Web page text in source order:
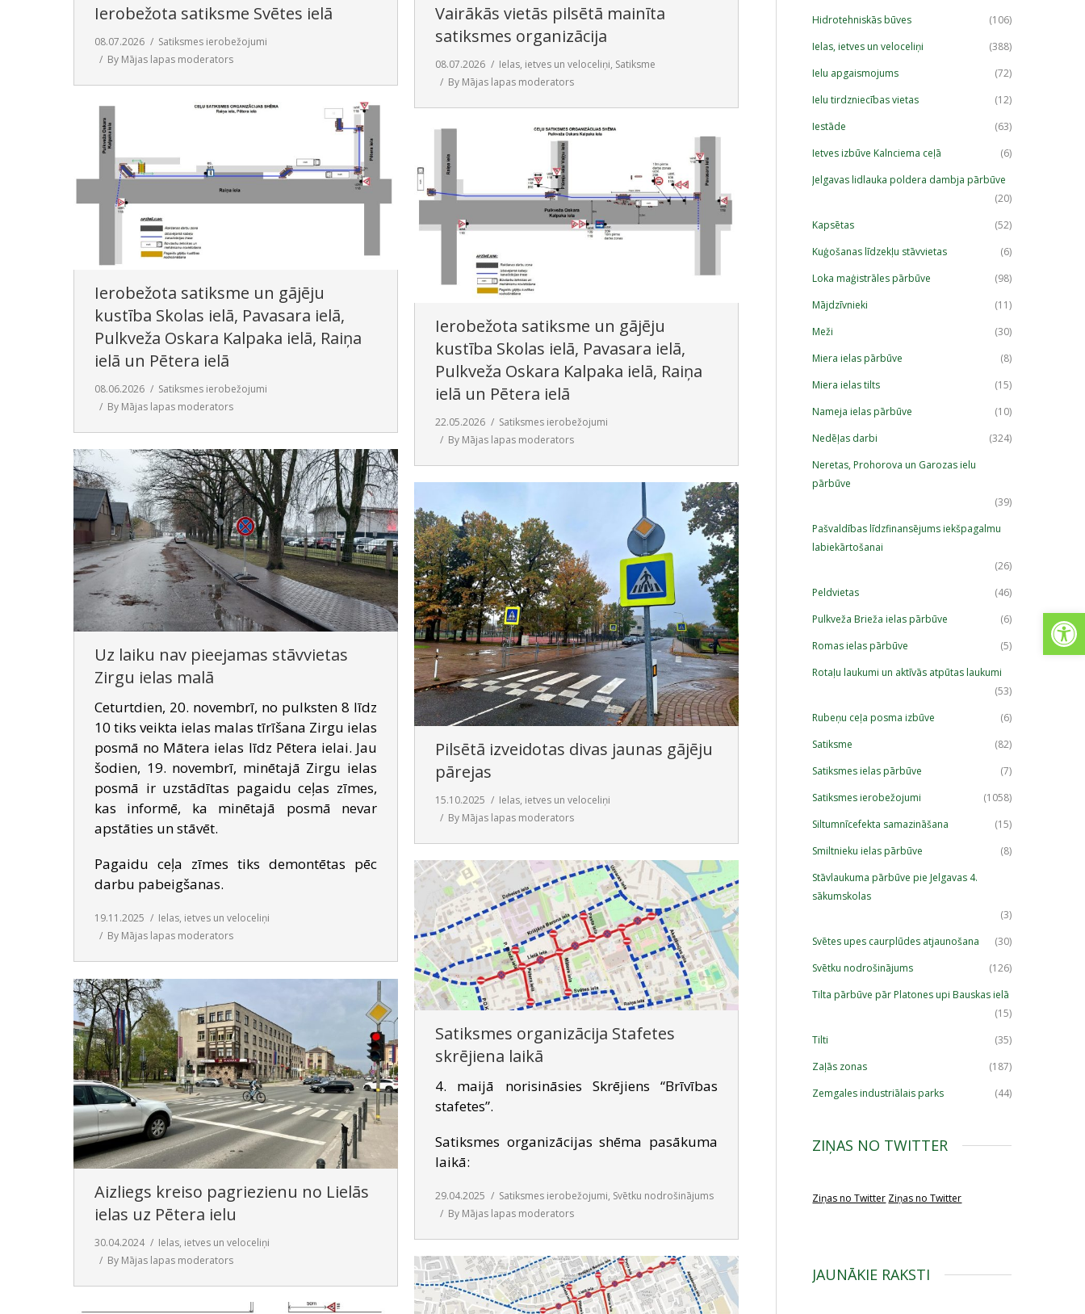
Ierobežota satiksme Svētes ielā
08.07.2026
Satiksmes ierobežojumi
By Mājas lapas moderators
Vairākās vietās pilsētā mainīta
satiksmes organizācija
08.07.2026 Ielas, ietves un veloceliņi, Satiksme
By Mājas lapas moderators
Ierobežota satiksme un gājēju
kustība Skolas ielā, Pavasara ielā,
Pulkveža Oskara Kalpaka ielā, Raiņa
ielā un Pētera ielā
08.06.2026
Satiksmes ierobežojumi
By Mājas lapas moderators
Ierobežota satiksme un gājēju
kustība Skolas ielā, Pavasara ielā,
Pulkveža Oskara Kalpaka ielā, Raiņa
ielā un Pētera ielā
22.05.2026
Satiksmes ierobežojumi
By Mājas lapas moderators
Uz laiku nav pieejamas stāvvietas
Zirgu ielas malā
Ceturtdien, 20. novembrī, no pulksten 8 līdz
10 tiks veikta ielas malas tīrīšana Zirgu ielas
posmā no Mātera ielas līdz Pētera ielai. Jau
šodien, 19. novembrī, minētajā Zirgu ielas
posmā ir uzstādītas pagaidu ceļas zīmes,
kas informē, ka minētajā posmā nevar
apstāties un stāvēt.
Pagaidu ceļa zīmes tiks demontētas pēc
darbu pabeigšanas.
19.11.2025
Ielas, ietves un veloceliņi
By Mājas lapas moderators
Pilsētā izveidotas divas jaunas gājēju
pārejas
15.10.2025
Ielas, ietves un veloceliņi
By Mājas lapas moderators
Satiksmes organizācija Stafetes
skrējiena laikā
4. maijā norisināsies Skrējiens “Brīvības
stafetes”.
Satiksmes organizācijas shēma pasākuma
laikā:
29.04.2025 Satiksmes ierobežojumi, Svētku nodrošinājums
By Mājas lapas moderators
Aizliegs kreiso pagriezienu no Lielās
ielas uz Pētera ielu
30.04.2024
Ielas, ietves un veloceliņi
By Mājas lapas moderators
Hidrotehniskās būves
(106)
Ielas, ietves un veloceliņi
(388)
Ielu apgaismojums
(72)
Ielu tirdzniecības vietas
(12)
Iestāde
(63)
Ietves izbūve Kalnciema ceļā
(6)
Jelgavas lidlauka poldera dambja pārbūve
(20)
Kapsētas
(52)
Kuģošanas līdzekļu stāvvietas
(6)
Loka maģistrāles pārbūve
(98)
Mājdzīvnieki
(11)
Meži
(30)
Miera ielas pārbūve
(8)
Miera ielas tilts
(15)
Nameja ielas pārbūve
(10)
Nedēļas darbi
(324)
Neretas, Prohorova un Garozas ielu
pārbūve
(39)
Pašvaldības līdzfinansējums iekšpagalmu
labiekārtošanai
(26)
Peldvietas
(46)
Pulkveža Brieža ielas pārbūve
(6)
Romas ielas pārbūve
(5)
Rotaļu laukumi un aktīvās atpūtas laukumi
(53)
Rubeņu ceļa posma izbūve
(6)
Satiksme
(82)
Satiksmes ielas pārbūve
(7)
Satiksmes ierobežojumi
(1058)
Siltumnīcefekta samazināšana
(15)
Smiltnieku ielas pārbūve
(8)
Stāvlaukuma pārbūve pie Jelgavas 4.
sākumskolas
(3)
Svētes upes caurplūdes atjaunošana
(30)
Svētku nodrošinājums
(126)
Tilta pārbūve pār Platones upi Bauskas ielā
(15)
Tilti
(35)
Zaļās zonas
(187)
Zemgales industriālais parks
(44)
ZIŅAS NO TWITTER
Ziņas no Twitter Ziņas no Twitter
JAUNĀKIE RAKSTI